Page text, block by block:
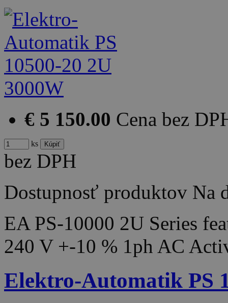
€ 5 150.00 Cena bez
ks
bez DPH
Dostupnosť produktov Na
EA PS-10000 2U Series
240 V +-10 % 1ph AC
Elektro-Automatik PS